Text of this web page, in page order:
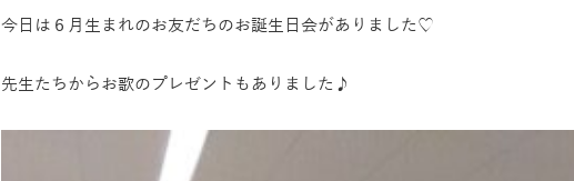
今日は６月生まれのお友だちのお誕生日会がありました♡
先生たちからお歌のプレゼントもありました♪